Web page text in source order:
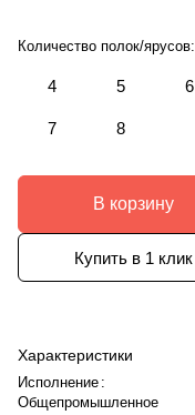
Количество полок/ярусов:
4 5 6
7 8
В корзину
Купить в 1 клик
Характеристики
Исполнение :
Общепромышленное